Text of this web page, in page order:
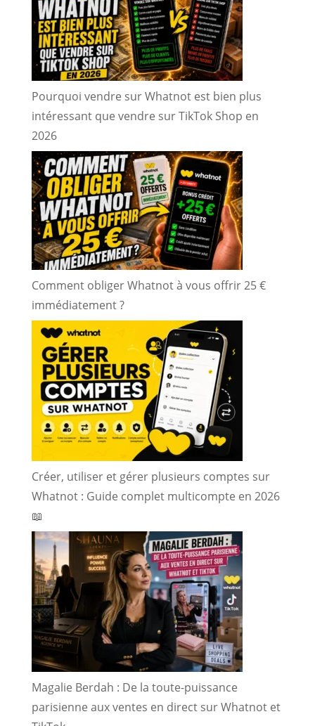
Pourquoi vendre sur Whatnot est bien plus
intéressant que vendre sur TikTok Shop en
2026
Comment obliger Whatnot à vous offrir 25 €
immédiatement ?
Créer, utiliser et gérer plusieurs comptes sur
Whatnot : Guide complet multicompte en 2026
📖
Magalie Berdah : De la toute-puissance
parisienne aux ventes en direct sur Whatnot et